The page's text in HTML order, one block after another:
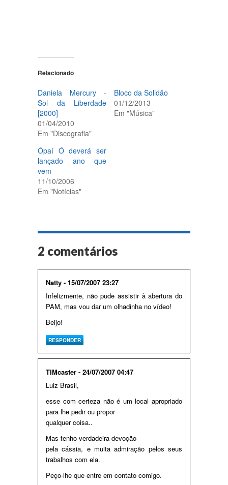
Relacionado
Daniela Mercury -
Sol da Liberdade
[2000]
01/04/2010
Em "Discografia"
Bloco da Solidão
01/12/2013
Em "Música"
Ópaí Ó deverá ser
lançado ano que
vem
11/10/2006
Em "Notícias"
2 comentários
Natty - 15/07/2007 23:27
Infelizmente, não pude assistir à abertura do
PAM, mas vou dar um olhadinha no vídeo!
Beijo!
RESPONDER
TIMcaster - 24/07/2007 04:47
Luiz Brasil,
esse com certeza não é um local apropriado
para lhe pedir ou propor
qualquer coisa..
Mas tenho verdadeira devoção
pela cássia, e muita admiração pelos seus
trabalhos com ela.
Peço-lhe que entre em contato comigo.